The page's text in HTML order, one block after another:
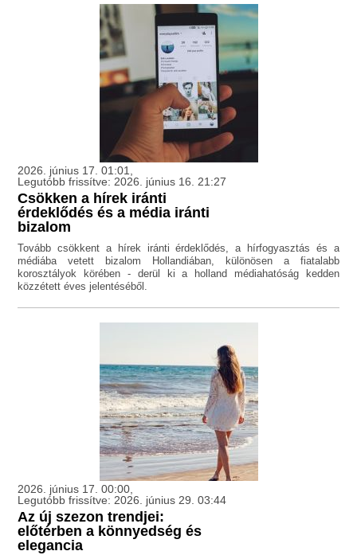
2026. június 17. 01:01,
Legutóbb frissítve: 2026. június 16. 21:27
Csökken a hírek iránti
érdeklődés és a média iránti
bizalom
Tovább csökkent a hírek iránti érdeklődés, a hírfogyasztás és a
médiába vetett bizalom Hollandiában, különösen a fiatalabb
korosztályok körében - derül ki a holland médiahatóság kedden
közzétett éves jelentéséből.
2026. június 17. 00:00,
Legutóbb frissítve: 2026. június 29. 03:44
Az új szezon trendjei:
előtérben a könnyedség és
elegancia